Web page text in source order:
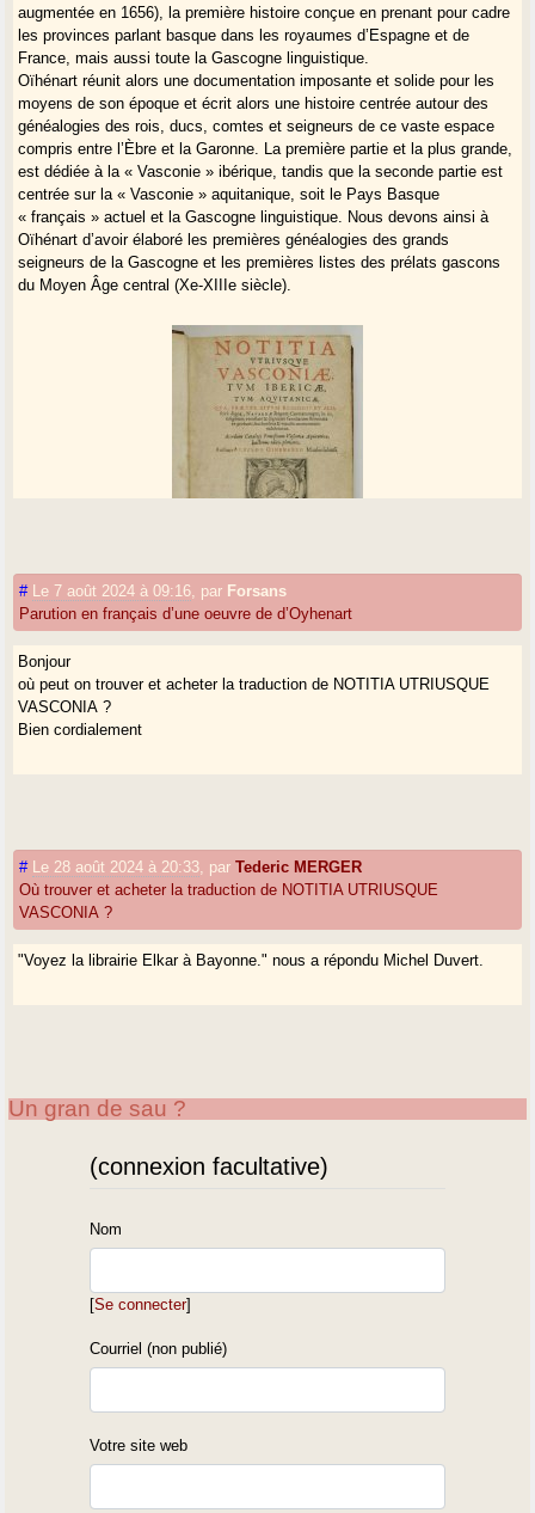
augmentée en 1656), la première histoire conçue en prenant pour cadre
les provinces parlant basque dans les royaumes d’Espagne et de
France, mais aussi toute la Gascogne linguistique.
Oïhénart réunit alors une documentation imposante et solide pour les
moyens de son époque et écrit alors une histoire centrée autour des
généalogies des rois, ducs, comtes et seigneurs de ce vaste espace
compris entre l’Èbre et la Garonne. La première partie et la plus grande,
est dédiée à la « Vasconie » ibérique, tandis que la seconde partie est
centrée sur la « Vasconie » aquitanique, soit le Pays Basque
« français » actuel et la Gascogne linguistique. Nous devons ainsi à
Oïhénart d’avoir élaboré les premières généalogies des grands
seigneurs de la Gascogne et les premières listes des prélats gascons
du Moyen Âge central (Xe-XIIIe siècle).
# Le 7 août 2024 à 09:16 par Forsans
Parution en français d’une oeuvre de d’Oyhenart
Bonjour
où peut on trouver et acheter la traduction de NOTITIA UTRIUSQUE
VASCONIA ?
Bien cordialement
# Le 28 août 2024 à 20:33 parTederic MERGER
Où trouver et acheter la traduction de NOTITIA UTRIUSQUE
VASCONIA ?
"Voyez la librairie Elkar à Bayonne." nous a répondu Michel Duvert.
Un gran de sau ?
(connexion facultative)
Nom
[Se connecter]
Courriel (non publié)
Votre site web